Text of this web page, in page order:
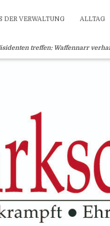
DER VERWALTUNG ALLTAG
treffen: Waffennarr